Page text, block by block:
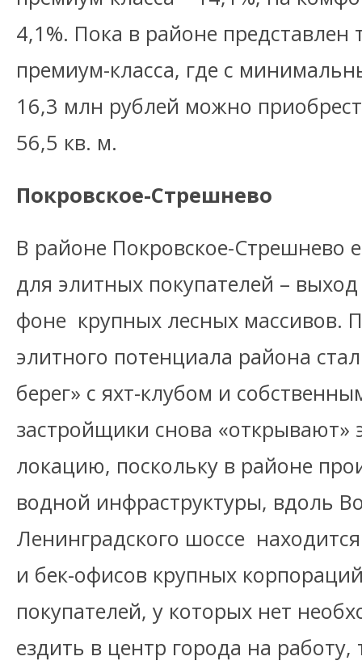
4,1%. Пока в районе представлен
премиум-класса, где с
16,3 млн рублей можно
56,5 кв. м.
Покровское-Стрешнево
В районе Покровское-Стрешнево
для элитных покупателей –
фоне крупных лесных массивов.
элитного потенциала района
берег» с яхт-клубом и
застройщики снова «открывают»
локацию, поскольку в районе
водной инфраструктуры, вдоль
Ленинградского шоссе
и бек-офисов крупных
покупателей, у которых нет
ездить в центр города на